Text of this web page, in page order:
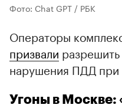
Фото: Chat GPT / РБК
Операторы
призвали
нарушения ПДД при
Угоны в Москве: